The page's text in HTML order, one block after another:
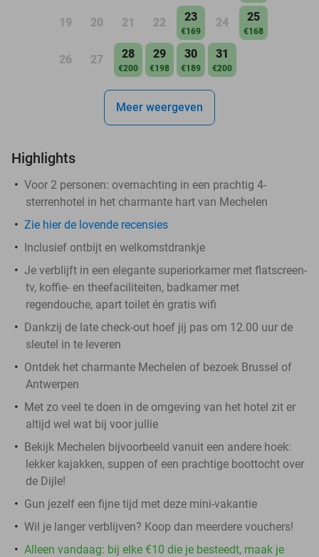
19 20 21 22 23
€169
24 25
€168
26 27 28
€200
29
€198
30
€189
31
€200
Meer weergeven
Highlights
Voor 2 personen: overnachting in een prachtig 4-
sterrenhotel in het charmante hart van Mechelen
Zie hier de lovende recensies
Inclusief ontbijt en welkomstdrankje
Je verblijft in een elegante superiorkamer met flatscreen-
tv, koffie- en theefaciliteiten, badkamer met
regendouche, apart toilet én gratis wifi
Dankzij de late check-out hoef jij pas om 12.00 uur de
sleutel in te leveren
Ontdek het charmante Mechelen of bezoek Brussel of
Antwerpen
Met zo veel te doen in de omgeving van het hotel zit er
altijd wel wat bij voor jullie
Bekijk Mechelen bijvoorbeeld vanuit een andere hoek:
lekker kajakken, suppen of een prachtige boottocht over
de Dijle!
Gun jezelf een fijne tijd met deze mini-vakantie
Wil je langer verblijven? Koop dan meerdere vouchers!
Alleen vandaag: bij elke €10 die je besteedt, maak je